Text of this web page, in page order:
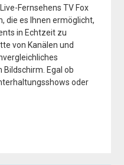
Fernsehens TV Fox
die es Ihnen ermöglicht,
in Echtzeit zu
von Kanälen und
Egal ob
oder